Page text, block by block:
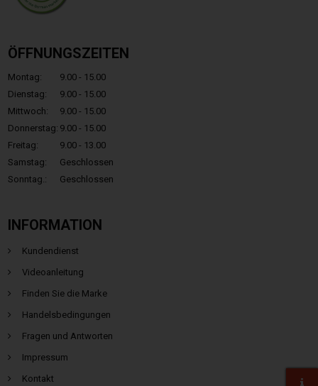
ÖFFNUNGSZEITEN
Montag:
9.00 - 15.00
Dienstag:
9.00 - 15.00
Mittwoch:
9.00 - 15.00
Donnerstag: 9.00 - 15.00
Freitag:
9.00 - 13.00
Samstag:
Geschlossen
Sonntag.:
Geschlossen
INFORMATION
Kundendienst
Videoanleitung
Finden Sie die Marke
Handelsbedingungen
Fragen und Antworten
Impressum
Kontakt